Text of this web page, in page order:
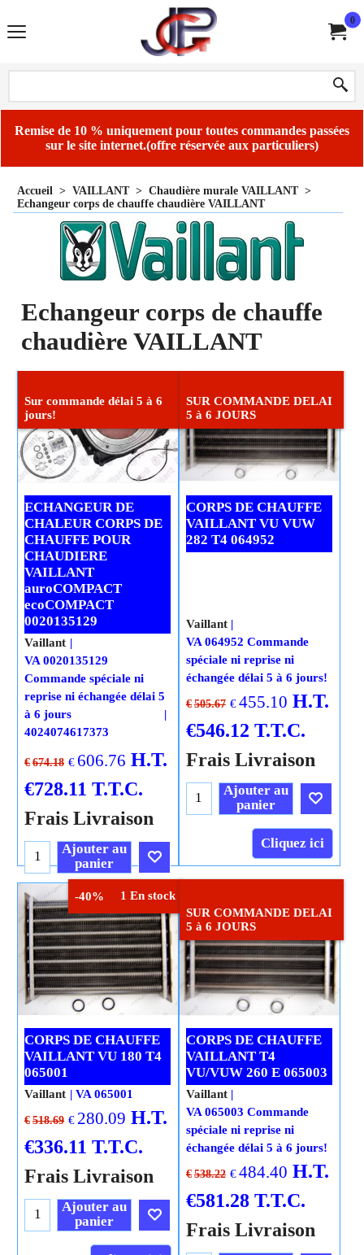
0
Remise de 10 % uniquement pour toutes commandes passées
sur le site internet.(offre réservée aux particuliers)
Accueil > VAILLANT> Chaudière murale VAILLANT>
Echangeur corps de chauffe chaudière VAILLANT
Echangeur corps de chauffe
chaudière VAILLANT
Sur commande délai 5 à 6
jours!
ECHANGEUR DE
CHALEUR CORPS DE
CHAUFFE POUR
CHAUDIERE
VAILLANT
auroCOMPACT
ecoCOMPACT
0020135129
€ 674.18 € 606.76 H.T.
€728.11 T.T.C.
Frais Livraison
Vaillant
VA 0020135129
Commande spéciale ni
reprise ni échangée délai 5
à 6 jours
4024074617373
Ajouter au
panier
Cliquez ici
SUR COMMANDE DELAI
5 à 6 JOURS
CORPS DE CHAUFFE
VAILLANT VU VUW
282 T4 064952
€ 505.67 €455.10 H.T.
€546.12 T.T.C.
Frais Livraison
Vaillant
VA 064952 Commande
spéciale ni reprise ni
échangée délai 5 à 6 jours!
Ajouter au
panier
Cliquez ici
-40% 1 En stock
CORPS DE CHAUFFE
VAILLANT VU 180 T4
065001
€ 518.69 € 280.09 H.T.
€336.11 T.T.C.
Frais Livraison
Vaillant VA 065001
Ajouter au
panier
SUR COMMANDE DELAI
5 à 6 JOURS
CORPS DE CHAUFFE
VAILLANT T4
VU/VUW 260 E 065003
€ 538.22 €484.40 H.T.
€581.28 T.T.C.
Frais Livraison
Vaillant
VA 065003 Commande
spéciale ni reprise ni
échangée délai 5 à 6 jours!